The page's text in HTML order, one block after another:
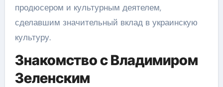
продюсером и культурным деятелем,
сделавшим значительный вклад в украинскую
культуру.
Знакомство с Владимиром
Зеленским